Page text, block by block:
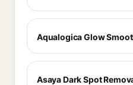
Aqualogica Glow
Asaya Dark Spot